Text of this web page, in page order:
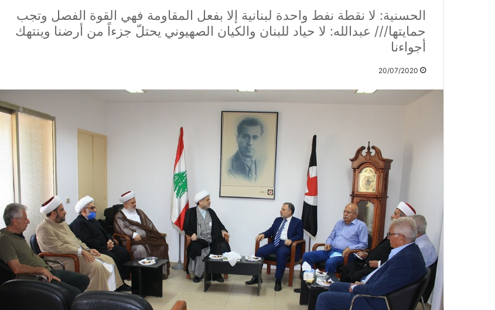
الحسنية: لا نقطة نفط واحدة لبنانية إلا بفعل المقاومة فهي القوة الفصل وتجب
حمايتها/// عبدالله: لا حياد للبنان والكيان الصهيوني يحتلّ جزءاً من أرضنا وينتهك
أجواءنا
20/07/2020